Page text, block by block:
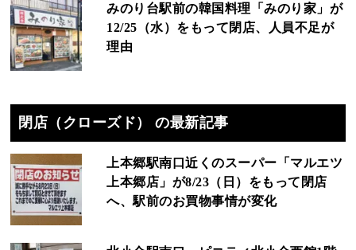
みのり台駅前の韓国料理「みのり家」が
12/25（水）をもって閉店、人員不足が
理由
閉店（クローズド） の最新記事
上本郷駅南口近くのスーパー「マルエツ
上本郷店」が8/23（日）をもって閉店
へ、駅前のお買物事情が変化